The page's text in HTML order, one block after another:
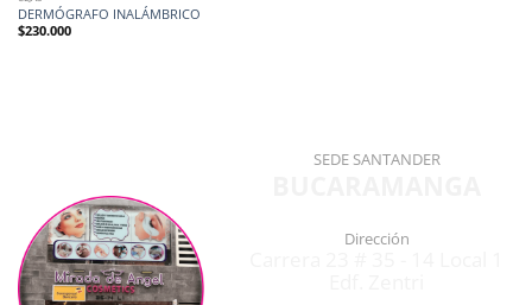
DERMÓGRAFO INALÁMBRICO
$230.000
SEDE SANTANDER
Dirección